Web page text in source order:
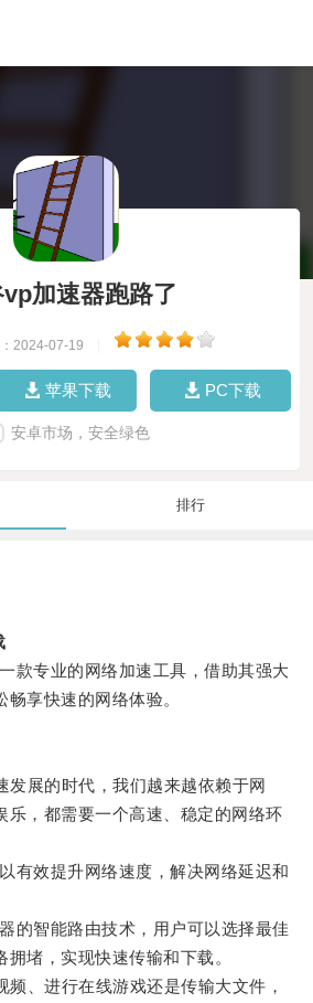
加速器跑路了
2024-07-19
苹果下载 PC下载
安卓市场，安全绿色
排行
专业的网络加速工具，借助其强大
享快速的网络体验。
展的时代，我们越来越依赖于网
乐，都需要一个高速、稳定的网络环
效提升网络速度，解决网络延迟和
智能路由技术，用户可以选择最佳
堵，实现快速传输和下载。
、进行在线游戏还是传输大文件，